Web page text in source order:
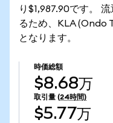
り$1,987.90です。
るため、KLA (Ondo
となります。
時価総額
$8.68万
取引量 (24時間)
$5.77万